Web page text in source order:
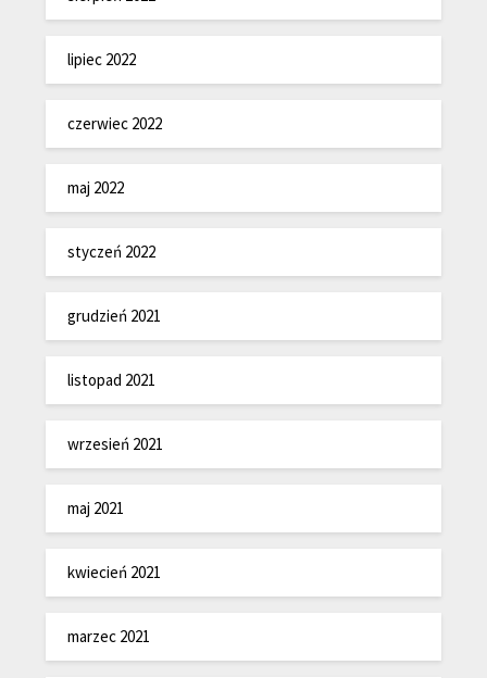
lipiec 2022
czerwiec 2022
maj 2022
styczeń 2022
grudzień 2021
listopad 2021
wrzesień 2021
maj 2021
kwiecień 2021
marzec 2021